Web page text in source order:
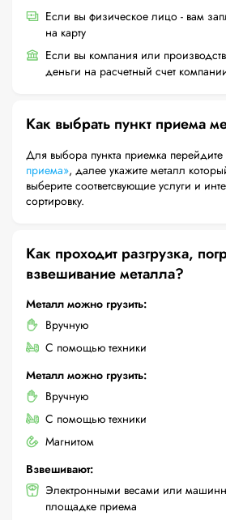
Если вы физическое лицо - вам
на карту
Если вы компания или
деньги на расчетный счет
Как выбрать пункт приема
Для выбора пункта приемка перейдите
приема», далее укажите металл
выберите соответсвующие услуги и интересующую Вас
сортировку.
Как проходит разгрузка,
взвешивание металла?
Металл можно грузить:
Вручную
С помощью техники
Металл можно грузить:
Вручную
С помощью техники
Магнитом
Взвешивают:
Электронными весами или
площадке приема